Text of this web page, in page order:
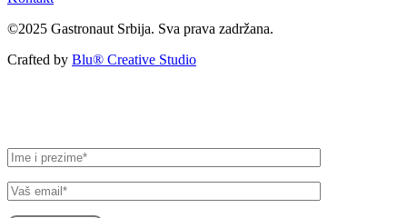
©2025 Gastronaut Srbija. Sva prava zadržana.
Crafted by Blu® Creative Studio